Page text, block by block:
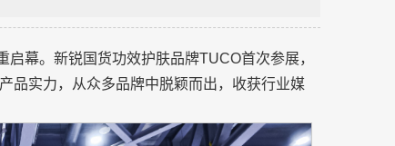
幕。新锐国货功效护肤品牌TUCO首次参展，
品实力，从众多品牌中脱颖而出，收获行业媒